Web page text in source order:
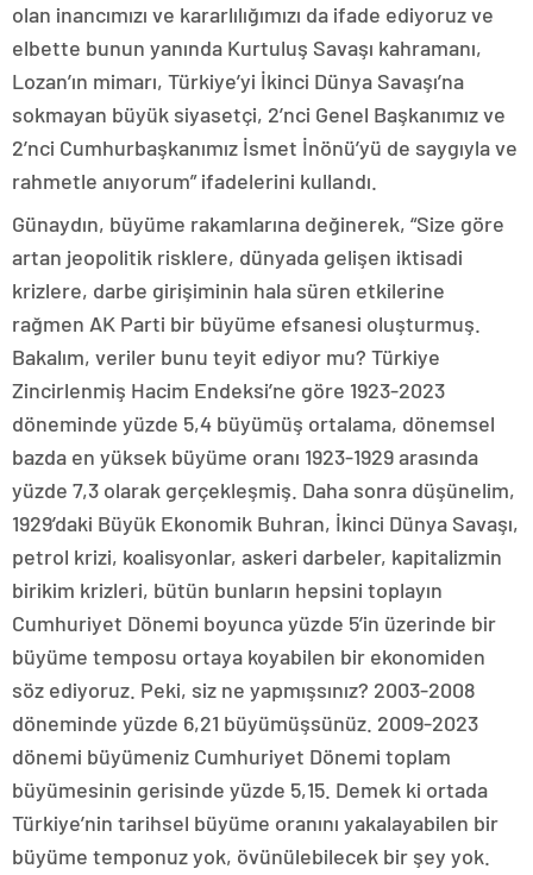
olan inancımızı ve kararlılığımızı da ifade ediyoruz ve
elbette bunun yanında Kurtuluş Savaşı kahramanı,
Lozan’ın mimarı, Türkiye’yi İkinci Dünya Savaşı’na
sokmayan büyük siyasetçi, 2’nci Genel Başkanımız ve
2’nci Cumhurbaşkanımız İsmet İnönü’yü de saygıyla ve
rahmetle anıyorum” ifadelerini kullandı.
Günaydın, büyüme rakamlarına değinerek, “Size göre
artan jeopolitik risklere, dünyada gelişen iktisadi
krizlere, darbe girişiminin hala süren etkilerine
rağmen AK Parti bir büyüme efsanesi oluşturmuş.
Bakalım, veriler bunu teyit ediyor mu? Türkiye
Zincirlenmiş Hacim Endeksi’ne göre 1923-2023
döneminde yüzde 5,4 büyümüş ortalama, dönemsel
bazda en yüksek büyüme oranı 1923-1929 arasında
yüzde 7,3 olarak gerçekleşmiş. Daha sonra düşünelim,
1929’daki Büyük Ekonomik Buhran, İkinci Dünya Savaşı,
petrol krizi, koalisyonlar, askeri darbeler, kapitalizmin
birikim krizleri, bütün bunların hepsini toplayın
Cumhuriyet Dönemi boyunca yüzde 5’in üzerinde bir
büyüme temposu ortaya koyabilen bir ekonomiden
söz ediyoruz. Peki, siz ne yapmışsınız? 2003-2008
döneminde yüzde 6,21 büyümüşsünüz. 2009-2023
dönemi büyümeniz Cumhuriyet Dönemi toplam
büyümesinin gerisinde yüzde 5,15. Demek ki ortada
Türkiye’nin tarihsel büyüme oranını yakalayabilen bir
büyüme temponuz yok, övünülebilecek bir şey yok.